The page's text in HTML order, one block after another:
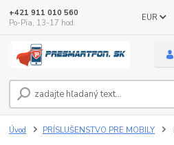
EUR
+421 911 010 560
Po-Pia, 13-17 hod.
Úvod PRÍSLUŠENSTVO PRE MOBILY